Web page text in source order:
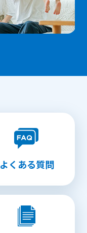
よくある質問